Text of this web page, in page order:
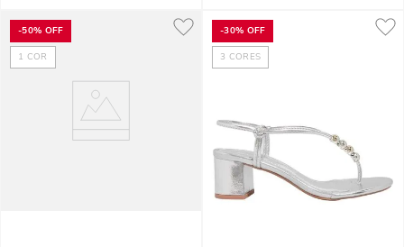
-50% OFF
1 COR
-30% OFF
3 CORES